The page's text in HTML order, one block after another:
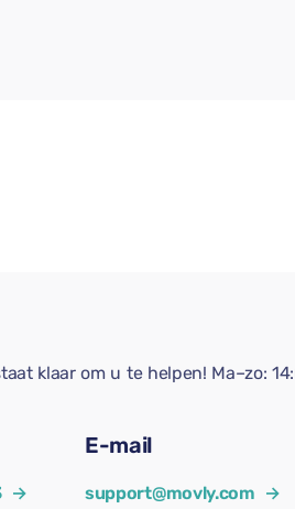
klaar om u te helpen! Ma–zo:
→
E-mail
support@movly.com →